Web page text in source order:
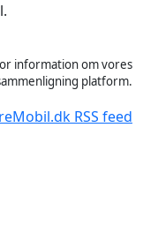
information om vores
platform.